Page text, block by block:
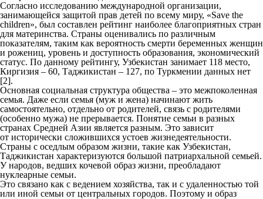
Согласно исследованию международной организации,
занимающейся защитой прав детей по всему миру, «Save the
children», был составлен рейтинг наиболее благоприятных стран
для материнства. Страны оценивались по различным
показателям, таким как вероятность смерти беременных женщин
и рожениц, уровень и доступность образования, экономический
статус. По данному рейтингу, Узбекистан занимает 118 место,
Киргизия – 60, Таджикистан – 127, по Туркмении данных нет
[2].
Основная социальная структура общества – это межпоколенная
семья. Даже если семья (муж и жена) начинают жить
самостоятельно, отдельно от родителей, связь с родителями
(особенно мужа) не прерывается. Понятие семьи в разных
странах Средней Азии является разным. Это зависит
от исторически сложившихся устоев жизнедеятельности.
Страны с оседлым образом жизни, такие как Узбекистан,
Таджикистан характеризуются большой патриархальной семьей.
У народов, ведших кочевой образ жизни, преобладают
нуклеарные семьи.
Это связано как с ведением хозяйства, так и с удаленностью той
или иной семьи от центральных городов. Поэтому и образ